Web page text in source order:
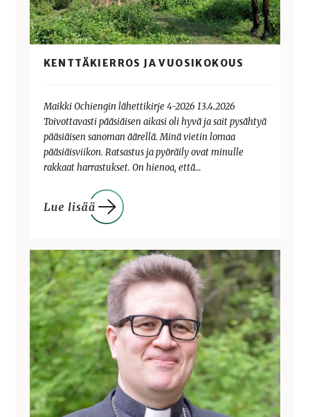
KENTTÄKIERROS JA VUOSIKOKOUS
Maikki Ochiengin lähettikirje 4-2026 13.4.2026
Toivottavasti pääsiäisen aikasi oli hyvä ja sait pysähtyä
pääsiäisen sanoman äärellä. Minä vietin lomaa
pääsiäisviikon. Ratsastus ja pyöräily ovat minulle
rakkaat harrastukset. On hienoa, että…